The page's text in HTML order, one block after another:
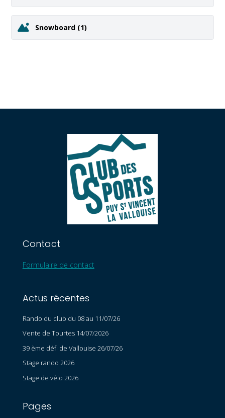
Snowboard (1)
Contact
Formulaire de contact
Actus récentes
Rando du club du 08 au 11/07/26
Vente de Tourtes 14/07/2026
39 ème défi de Vallouise 26/07/26
Stage rando 2026
Stage de vélo 2026
Pages